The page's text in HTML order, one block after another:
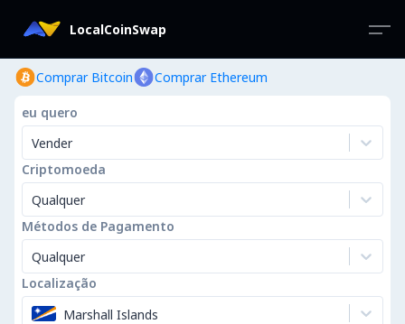
LocalCoinSwap
Comprar Bitcoin Comprar Ethereum
eu quero
Vender
Criptomoeda
Qualquer
Métodos de Pagamento
Qualquer
Localização
Marshall Islands